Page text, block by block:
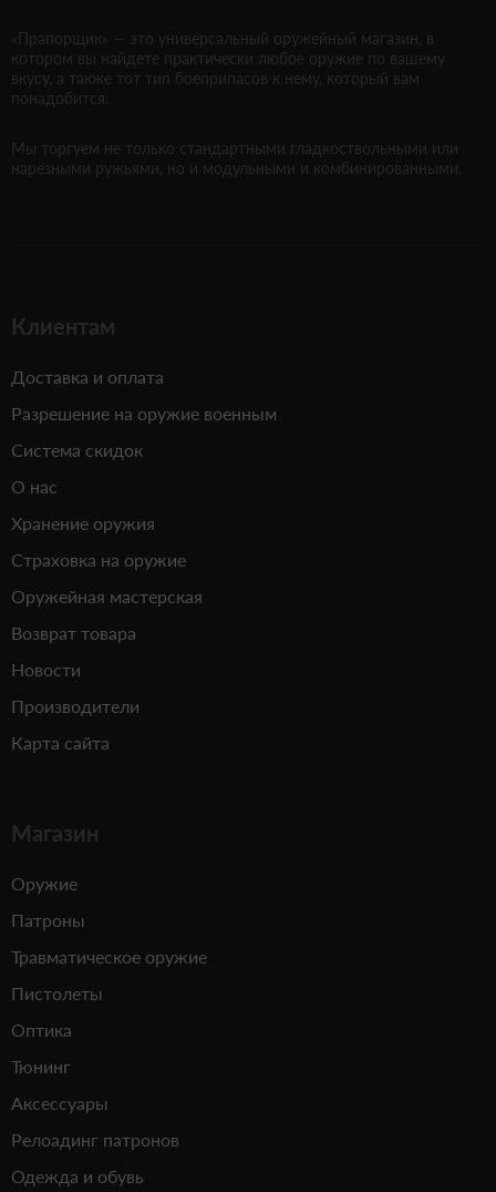
«Прапорщик» — это универсальный оружейный магазин, в
котором вы найдете практически любое оружие по вашему
вкусу, а также тот тип боеприпасов к нему, который вам
понадобится.
Мы торгуем не только стандартными гладкоствольными или
нарезными ружьями, но и модульными и комбинированными.
Клиентам
Доставка и оплата
Разрешение на оружие военным
Система скидок
О нас
Хранение оружия
Страховка на оружие
Оружейная мастерская
Возврат товара
Новости
Производители
Карта сайта
Магазин
Оружие
Патроны
Травматическое оружие
Пистолеты
Оптика
Тюнинг
Аксессуары
Релоадинг патронов
Одежда и обувь